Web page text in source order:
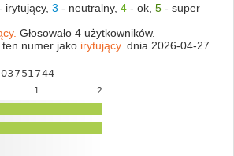
irytujący, 3 - neutralny, 4- ok, 5- super
Głosowało 4 użytkowników.
numer jako irytujący. dnia 2026-04-27.